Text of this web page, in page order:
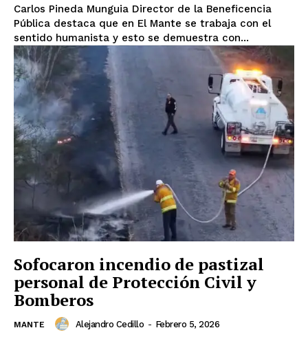
Carlos Pineda Munguia Director de la Beneficencia
Pública destaca que en El Mante se trabaja con el
sentido humanista y esto se demuestra con...
Sofocaron incendio de pastizal
personal de Protección Civil y
Bomberos
MANTE Alejandro Cedillo - Febrero 5, 2026